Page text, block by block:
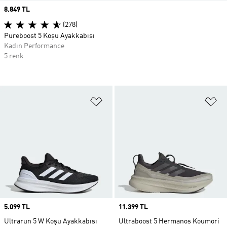
Price
5.099 TL
Ultrarun 5 W Koşu Ayakkabısı
Price
11.399 TL
Ultraboost 5 Hermanos Koumori
Price
8.849 TL
(278)
Pureboost 5 Koşu Ayakkabısı
Kadın Performance
5 renk